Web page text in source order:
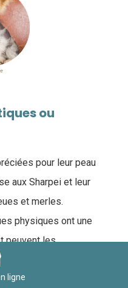
ou
pour leur peau
aux Sharpei et leur
et merles.
physiques ont une
peuvent les
ligne